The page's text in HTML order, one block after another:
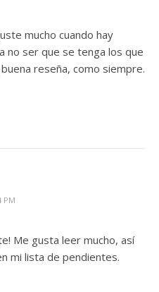
mucho cuando hay
no ser que se tenga los que
reseña, como siempre.
PM
Me gusta leer mucho, así
mi lista de pendientes.